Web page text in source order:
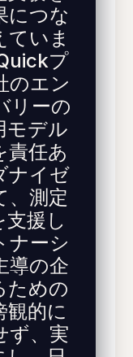
につな
ていま
プ
のエン
リーの
モデル
責任あ
ナイゼ
、測定
援し
ナーシ
導の企
ための
観的に
ず、実